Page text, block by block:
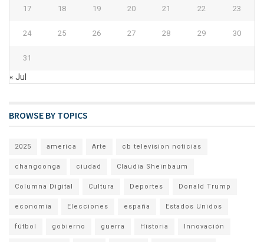
17 18 19 20 21 22 23
24 25 26 27 28 29 30
31
« Jul
BROWSE BY TOPICS
2025 america Arte cb television noticias
changoonga ciudad Claudia Sheinbaum
Columna Digital Cultura Deportes Donald Trump
economia Elecciones españa Estados Unidos
fútbol gobierno guerra Historia Innovación